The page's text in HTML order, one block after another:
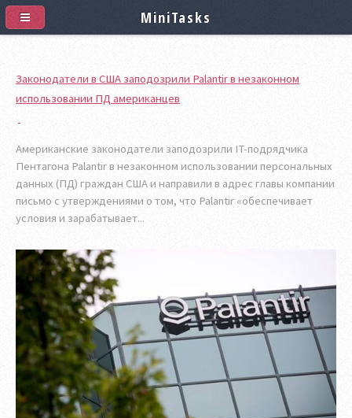
Законодатели в США заподозрили Palantir в незаконном
использовании ПД американцев
Американские законодатели заподозрили IT-подрядчика
Пентагона Palantir в незаконном использовании персональных
данных (ПД) граждан США и направили в адрес главы компании
письмо с утверждениями о том, что Palantir «обеспечивает
условия и зарабатывает...
MiniTasks